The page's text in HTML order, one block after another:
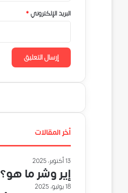
البريد الإلكتروني*
أخر المقالات
13 أكتوبر، 2025
إير وشر ما
18 يوليو، 2025